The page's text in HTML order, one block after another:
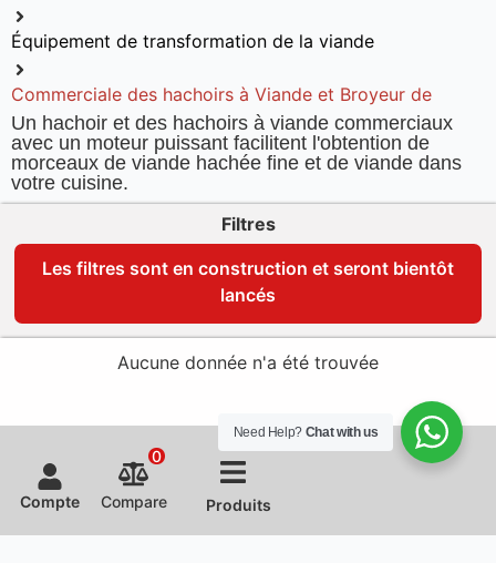
Équipement de transformation de la viande
Commerciale des hachoirs à Viande et Broyeur de
Un hachoir et des hachoirs à viande commerciaux
avec un moteur puissant facilitent l'obtention de
morceaux de viande hachée fine et de viande dans
votre cuisine.
Filtres
Les filtres sont en construction et seront bientôt
lancés
Aucune donnée n'a été trouvée
Compte Compare
0
Produits
Need Help? Chat with us